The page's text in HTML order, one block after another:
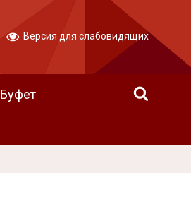
Буфет
Версия для слабовидящих